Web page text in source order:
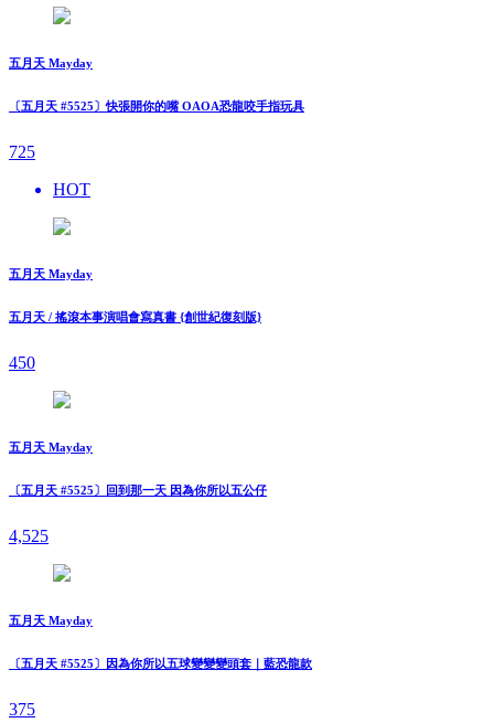
五月天 Mayday
〔五月天 #5525〕快張開你的嘴 OAOA恐龍咬手指玩具
725
HOT
五月天 Mayday
五月天 / 搖滾本事演唱會寫真書 {創世紀復刻版}
450
五月天 Mayday
〔五月天 #5525〕回到那一天 因為你所以五公仔
4,525
五月天 Mayday
〔五月天 #5525〕因為你所以五球變變變頭套｜藍恐龍款
375